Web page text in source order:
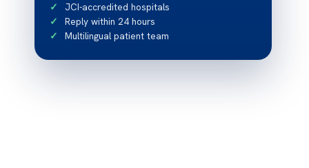
JCI-accredited hospitals
Reply within 24 hours
Multilingual patient team